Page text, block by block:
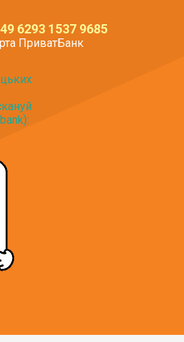
6293 1537 9685
ПриватБанк